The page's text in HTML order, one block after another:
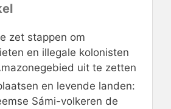
zet stappen om
en illegale kolonisten
uit te zetten
en levende landen:
Sámi-volkeren de